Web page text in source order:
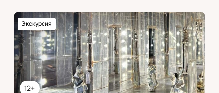
12+
Экскурсия